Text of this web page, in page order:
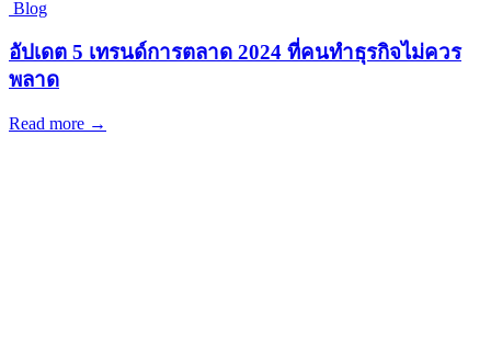
Blog
อัปเดต 5 เทรนด์การตลาด 2024 ที่คนทำธุรกิจไม่ควร
พลาด
Read more →